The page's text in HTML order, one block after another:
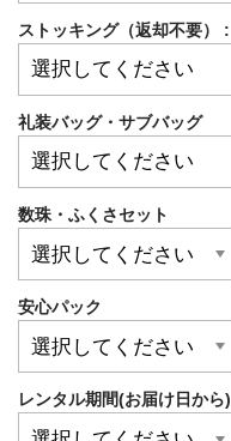
ストッキング（返却不要） :
礼装バッグ・サブバッグ
数珠・ふくさセット
安心パック
レンタル期間(お届け日から)